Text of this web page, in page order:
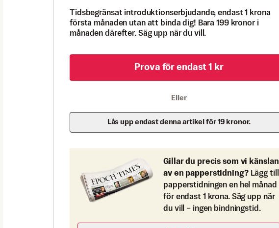
Tidsbegränsat introduktionserbjudande, endast 1 krona
första månaden utan att binda dig! Bara 199 kronor i
månaden därefter. Säg upp när du vill.
Prova för endast 1 kr
Eller
Lås upp endast denna artikel för 19 kronor.
Gillar du precis som vi känslan
av en papperstidning? Lägg till
papperstidningen en hel månad
för endast 1 krona. Säg upp när
du vill – ingen bindningstid.